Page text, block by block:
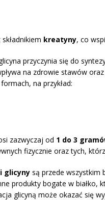
kreatyny, co
przyczynia się do
na zdrowie stawów
na przykład:
zazwyczaj od 1 do 3
fizycznie oraz tych,
glicyny są przede wszystkim
produkty bogate w
glicyną może okazać się